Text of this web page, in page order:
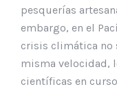
pesquerías
embargo, en el
crisis climática no
misma velocidad,
científicas en